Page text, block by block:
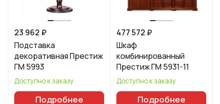
23 962 ₽
Подставка
декоративная Престиж
ГМ 5993
Доступно к заказу
Подробнее
477 572 ₽
Шкаф
комбинированный
Престиж ГМ 5931-11
Доступно к заказу
Подробнее